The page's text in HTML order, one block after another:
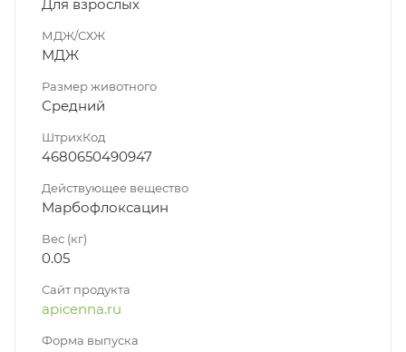
Для взрослых
МДЖ/СХЖ
МДЖ
Размер животного
Средний
ШтрихКод
4680650490947
Действующее вещество
Марбофлоксацин
Вес (кг)
0.05
Сайт продукта
apicenna.ru
Форма выпуска